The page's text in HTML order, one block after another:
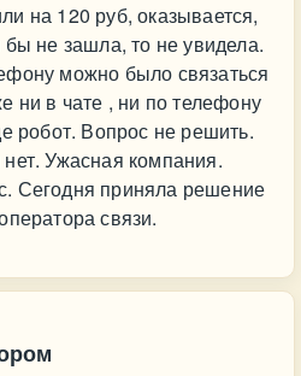
на 120 руб, оказывается,
не зашла, то не увидела.
можно было связаться
ни в чате , ни по телефону
робот. Вопрос не решить.
Ужасная компания.
Сегодня приняла решение
связи.